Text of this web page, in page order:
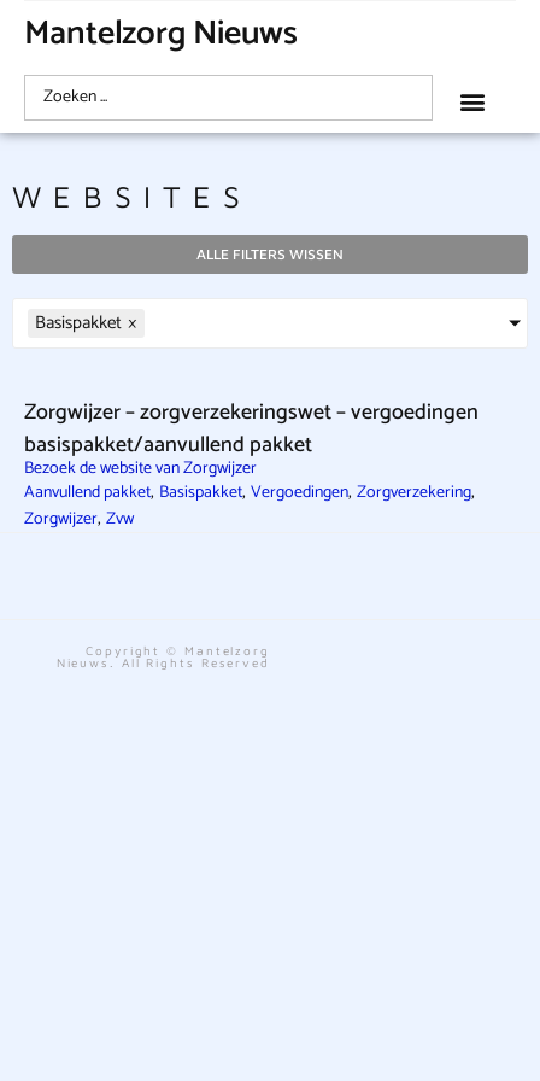
Mantelzorg Nieuws
WEBSITES
ALLE FILTERS WISSEN
Basispakket ×
Zorgwijzer – zorgverzekeringswet – vergoedingen
basispakket/aanvullend pakket
Bezoek de website van Zorgwijzer
Aanvullend pakket, Basispakket, Vergoedingen, Zorgverzekering,
Zorgwijzer, Zvw
Copyright © Mantelzorg
Nieuws. All Rights Reserved